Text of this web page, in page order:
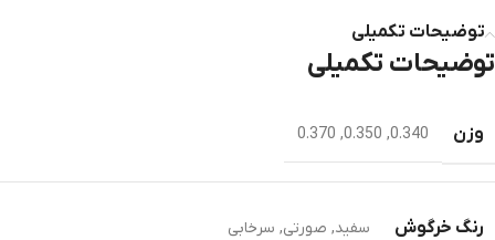
توضیحات تکمیلی
توضیحات تکمیلی
وزن 0.340
,
0.350
,
0.370
رنگ خرگوش سفید, صورتی, سرخابی